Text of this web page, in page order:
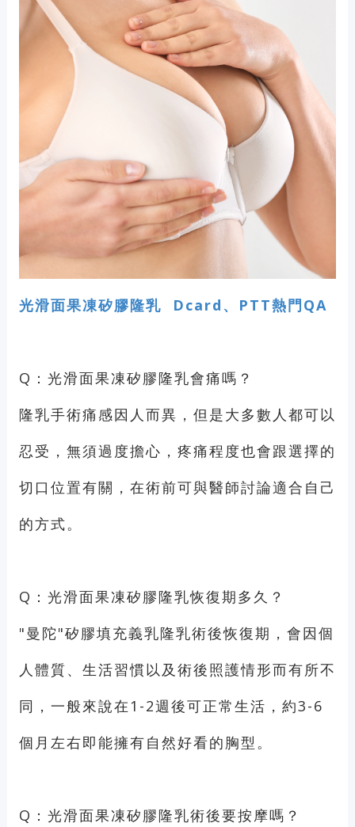
光滑面果凍矽膠隆乳 Dcard、PTT熱門QA
Q：光滑面果凍矽膠隆乳會痛嗎？
隆乳手術痛感因人而異，但是大多數人都可以
忍受，無須過度擔心，疼痛程度也會跟選擇的
切口位置有關，在術前可與醫師討論適合自己
的方式。
Q：光滑面果凍矽膠隆乳恢復期多久？
"曼陀"矽膠填充義乳隆乳術後恢復期，會因個
人體質、生活習慣以及術後照護情形而有所不
同，一般來說在1-2週後可正常生活，約3-6
個月左右即能擁有自然好看的胸型。
Q：光滑面果凍矽膠隆乳術後要按摩嗎？